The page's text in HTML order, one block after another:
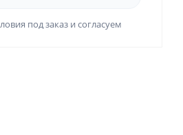
под заказ и согласуем